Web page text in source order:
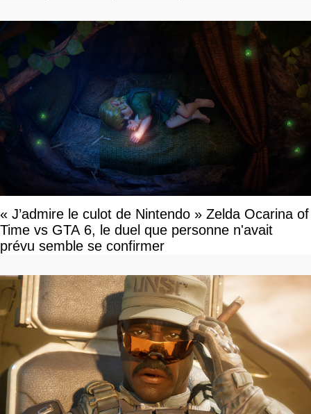
« J’admire le culot de Nintendo » Zelda Ocarina of
Time vs GTA 6, le duel que personne n'avait
prévu semble se confirmer